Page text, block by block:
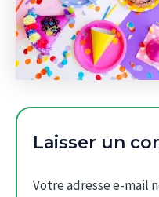
Laisser un
Votre adresse e-mail